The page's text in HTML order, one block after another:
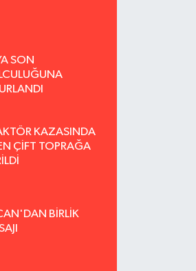
SON
KAZASINDA
ÇİFT TOPRAĞA
BİRLİK